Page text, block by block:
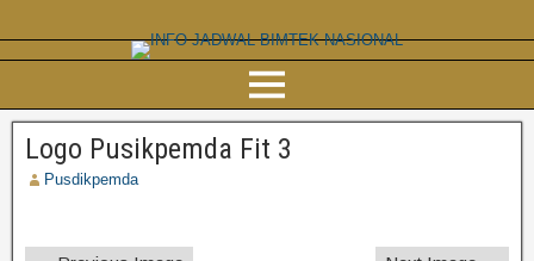
Logo Pusikpemda Fit 3
Pusdikpemda